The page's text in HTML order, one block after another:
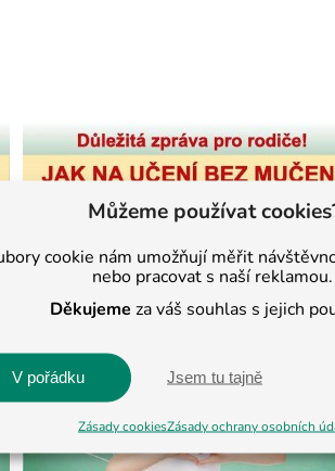
Můžeme používat
cookie nám umožňují měřit
nebo pracovat s naší reklamou.
Děkujeme za váš souhlas s jejich
V pořádku Jsem tu tajně
Zásady cookiesZásady ochrany osobních